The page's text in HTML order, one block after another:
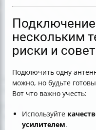
нескольким
риски и
Подключить одну
можно, но будьте
Вот что важно учесть:
Используйте
усилителем.